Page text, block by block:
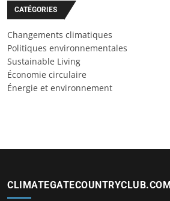
CATÉGORIES
Changements climatiques
Politiques environnementales
Sustainable Living
Économie circulaire
Énergie et environnement
CLIMATEGATECOUNTRYCLUB.COM